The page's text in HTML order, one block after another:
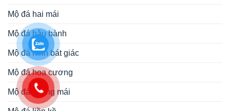
Mộ đá hai mái
Mộ đá hậu bành
Mộ đá hình bát giác
Mộ đá hoa cương
Mộ đá không mái